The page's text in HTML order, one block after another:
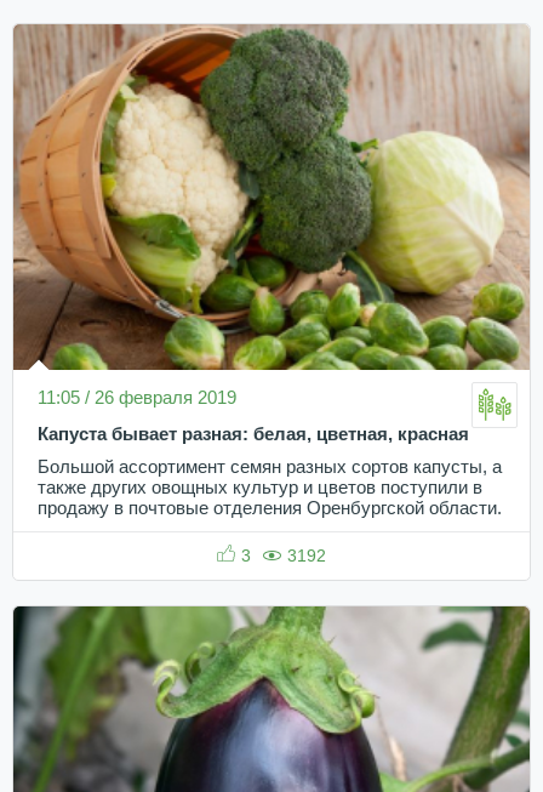
11:05 / 26 февраля 2019
Капуста бывает разная: белая, цветная, красная
Большой ассортимент семян разных сортов капусты, а
также других овощных культур и цветов поступили в
продажу в почтовые отделения Оренбургской области.
3 3192